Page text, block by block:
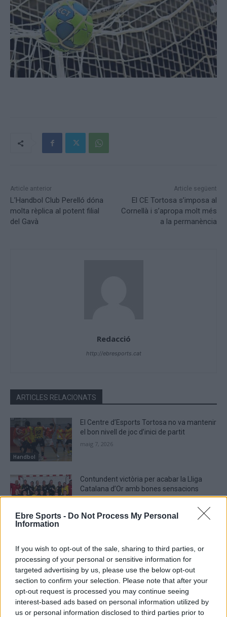
Ebre Sports - Do Not Process My Personal
Information
If you wish to opt-out of the sale, sharing to third parties, or
processing of your personal or sensitive information for
targeted advertising by us, please use the below opt-out
section to confirm your selection. Please note that after your
opt-out request is processed you may continue seeing
interest-based ads based on personal information utilized by
us or personal information disclosed to third parties prior to
Article anterior
L’Handbol Club Perelló dóna
molta rèplica al potent filial
del Gavà
Article següent
El CE Tortosa s’imposa al
Cornellà i s’apropa molt més
a la permanència
Redacció
http://ebresports.cat
ARTICLES RELACIONATS
Handbol
El Centre d’Esports Tortosa no va mantenir
el bon nivell de joc d’inici de partit
maig 7, 2026
Handbol
Contundent victòria per acabar la Lliga
Catalana d’Or amb bones sensacions
Handbol
part d’un rival que lluita per la
permanència
abril 29, 2026